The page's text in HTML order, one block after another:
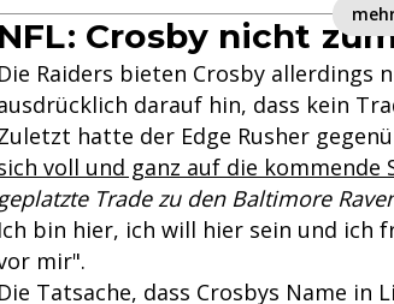
NFL: Crosby nicht
Die Raiders bieten Crosby allerdings
darauf hin, dass kein
hatte der Edge Rusher
voll und ganz auf die kommende
Trade zu den Baltimore
Ich bin hier, ich will hier sein und ich
mir".
Die Tatsache, dass Crosbys Name